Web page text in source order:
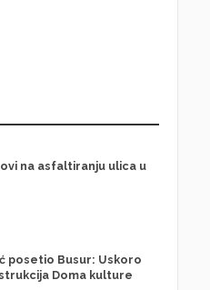
na asfaltiranju ulica u
posetio Busur: Uskoro
Doma kulture